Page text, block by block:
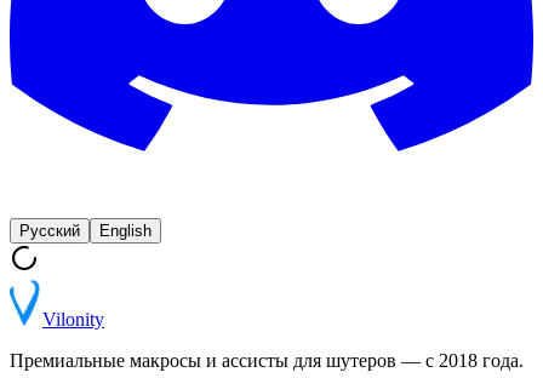
Русский English
Vilonity
Премиальные макросы и ассисты для шутеров — с 2018 года.